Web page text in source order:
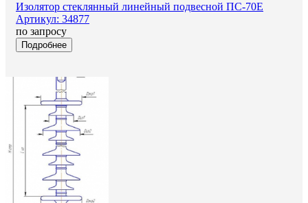
Изолятор стеклянный линейный подвесной ПС-70Е
Артикул: 34877
по запросу
Подробнее